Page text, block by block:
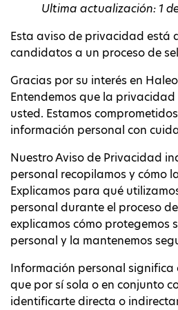
Ultima actualización: 1
Esta aviso de privacidad está
candidatos a un proceso de
Gracias por su interés en
Entendemos que la
usted. Estamos
información personal con
Nuestro Aviso de Privacidad
personal recopilamos y cómo
Explicamos para qué
personal durante el proceso
explicamos cómo protegemos
personal y la mantenemos
Información personal
que por sí sola o en conjunto
identificarte directa o